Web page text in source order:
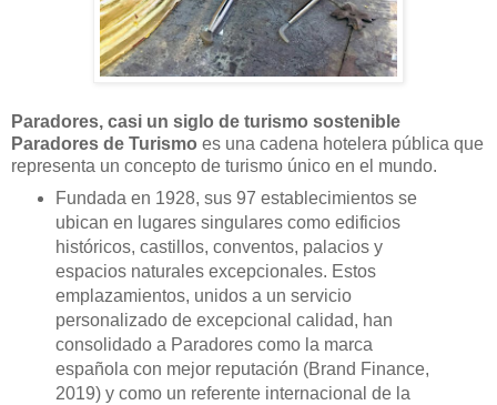
Paradores, casi un siglo de turismo sostenible
Paradores de Turismo es una cadena hotelera pública que
representa un concepto de turismo único en el mundo.
Fundada en 1928, sus 97 establecimientos se
ubican en lugares singulares como edificios
históricos, castillos, conventos, palacios y
espacios naturales excepcionales. Estos
emplazamientos, unidos a un servicio
personalizado de excepcional calidad, han
consolidado a Paradores como la marca
española con mejor reputación (Brand Finance,
2019) y como un referente internacional de la